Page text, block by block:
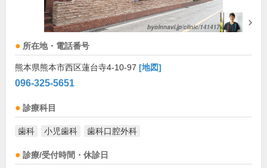
所在地・電話番号
熊本県熊本市西区蓮台寺4-10-97 [地図]
096-325-5651
診療科目
歯科 小児歯科 歯科口腔外科
診療/受付時間・休診日